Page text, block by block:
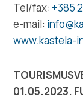
Destination
Info
Tel/fax: +385
e-mail:
www.kastela-
01.05.2023.